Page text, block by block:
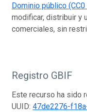
Dominio público (CC0
modificar, distribuir y
comerciales, sin
Registro GBIF
Este recurso ha sido
UUID: 47de2276-